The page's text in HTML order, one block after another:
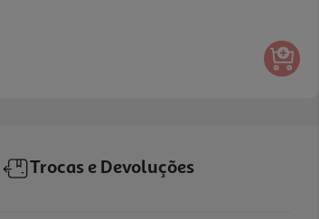
Trocas e Devoluções